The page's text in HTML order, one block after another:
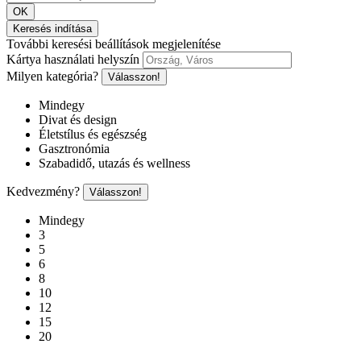
OK
Keresés indítása
További keresési beállítások megjelenítése
Kártya használati helyszín
Milyen kategória?
Válasszon!
Mindegy
Divat és design
Életstílus és egészség
Gasztronómia
Szabadidő, utazás és wellness
Kedvezmény? Válasszon!
Mindegy
3
5
6
8
10
12
15
20